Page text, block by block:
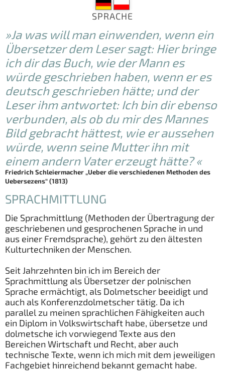
SPRACHE
»Ja was will man einwenden, wenn ein
Übersetzer dem Leser sagt: Hier bringe
ich dir das Buch, wie der Mann es
würde geschrieben haben, wenn er es
deutsch geschrieben hätte; und der
Leser ihm antwortet: Ich bin dir ebenso
verbunden, als ob du mir des Mannes
Bild gebracht hättest, wie er aussehen
würde, wenn seine Mutter ihn mit
einem andern Vater erzeugt hätte?«
Friedrich Schleiermacher „Ueber die verschiedenen Methoden des
Uebersezens“ (1813)
SPRACHMITTLUNG
Die Sprachmittlung (Methoden der Übertragung der
geschriebenen und gesprochenen Sprache in und
aus einer Fremdsprache), gehört zu den ältesten
Kulturtechniken der Menschen.
Seit Jahrzehnten bin ich im Bereich der
Sprachmittlung als Übersetzer der polnischen
Sprache ermächtigt, als Dolmetscher beeidigt und
auch als Konferenzdolmetscher tätig. Da ich
parallel zu meinen sprachlichen Fähigkeiten auch
ein Diplom in Volkswirtschaft habe, übersetze und
dolmetsche ich vorwiegend Texte aus den
Bereichen Wirtschaft und Recht, aber auch
technische Texte, wenn ich mich mit dem jeweiligen
Fachgebiet hinreichend bekannt gemacht habe.